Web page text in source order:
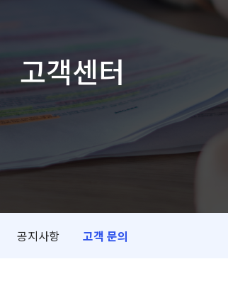
고객센터
공지사항 고객 문의